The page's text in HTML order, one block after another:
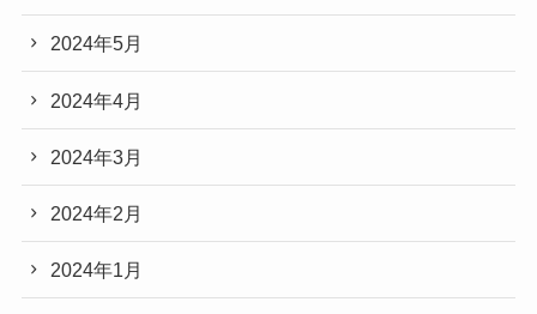
2024年5月
2024年4月
2024年3月
2024年2月
2024年1月